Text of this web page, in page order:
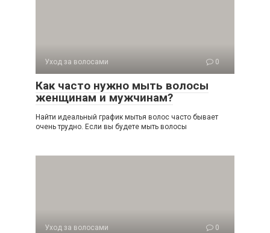
Уход за волосами 0
Как часто нужно мыть волосы
женщинам и мужчинам?
Найти идеальный график мытья волос часто бывает
очень трудно. Если вы будете мыть волосы
Уход за волосами 0